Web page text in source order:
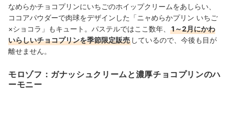
なめらかチョコプリンにいちごのホイップクリームをあしらい、
ココアパウダーで肉球をデザインした「ニャめらかプリン いちご
×ショコラ」もキュート。パステルではここ数年、
1～2月にかわ
いらしいチョコプリンを季節限定販売 しているので、 今後も目が
離せません。
モロゾフ：ガナッシュクリームと濃厚チョコプリンのハ
ーモニー